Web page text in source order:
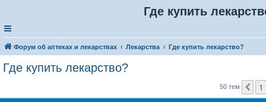
Где купить
Форум об аптеках и лекарствах Лекарства Где купить лекарство?
Где купить лекарство?
50 тем 1